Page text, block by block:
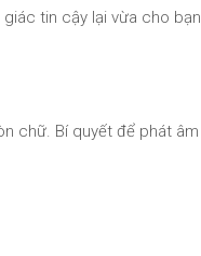
tin cậy lại vừa cho bạn
chữ. Bí quyết để phát âm